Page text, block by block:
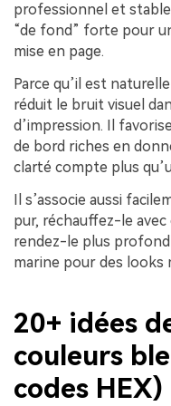
professionnel et
“de fond” forte pour
mise en page.
Parce qu’il est
réduit le bruit visuel
d’impression. Il
de bord riches en
clarté compte plus
Il s’associe aussi
pur, réchauffez-le
rendez-le plus
marine pour des
20+ idées
couleurs
codes HEX)